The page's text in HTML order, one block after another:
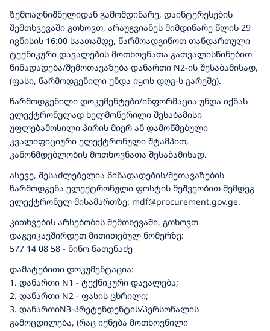
ზემოაღნიშნულიდან გამომდინარე, დაინტერესების
შემთხვევაში გთხოვთ, არაუგვიანეს მიმდინარე წლის 29
ივნისის 16:00 საათამდე, წარმოადგინოთ თანდართული
ტექნიკური დავალების მოთხოვნათა გათვალისწინებით
წინადადება/შემოთავაზება დანართი N2-ის შესაბამისად,
(ფასი, წარმოდგენილი უნდა იყოს დღგ-ს გარეშე).
წარმოდგენილი დოკუმენტები/ინფორმაცია უნდა იქნას
ელექტრონულად ხელმოწერილი შესაბამისი
უფლებამოსილი პირის მიერ ან დამოწმებული
კვალიფიციური ელექტრონული შტამპით,
კანონმდებლობის მოთხოვნათა შესაბამისად.
ასევე, შესაძლებელია წინადადების/შეთავაზების
წარმოდგენა ელექტრონული ფოსტის მეშვეობით შემდეგ
ელექტრონულ მისამართზე: mdf@procurement.gov.ge.
კითხვების არსებობის შემთხევაში, გთხოვთ
დაგვიკავშირდეთ მითითებულ ნომერზე:
577 14 08 58 - ნინო ნათენაძე
დამატებითი დოკუმენტაცია:
1. დანართი N1 - ტექნიკური დავალება;
2. დანართი N2 - ფასის ცხრილი;
3. დანართიN3-პრეტენდენტის/პერსონალის
გამოცდილება, (რაც იქნება მოთხოვნილი